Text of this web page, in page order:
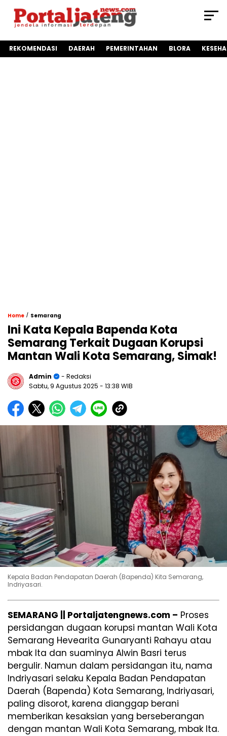
REKOMENDASI DAERAH PEMERINTAHAN BLORA
Home / Semarang
Ini Kata Kepala Bapenda Kota
Semarang Terkait Dugaan Korupsi
Mantan Wali Kota Semarang, Simak!
Admin
- Redaksi
Sabtu, 9 Agustus 2025 - 13:38 WIB
Kepala Badan Pendapatan Daerah (Bapenda) Kita Semarang,
Indriyasari.
SEMARANG || Portaljatengnews.com – Proses
persidangan dugaan korupsi mantan Wali Kota
Semarang Hevearita Gunaryanti Rahayu atau
mbak Ita dan suaminya Alwin Basri terus
bergulir. Namun dalam persidangan itu, nama
Indriyasari selaku Kepala Badan Pendapatan
Daerah (Bapenda) Kota Semarang, Indriyasari,
paling disorot, karena dianggap berani
memberikan kesaksian yang berseberangan
dengan mantan Wali Kota Semarang, mbak Ita.